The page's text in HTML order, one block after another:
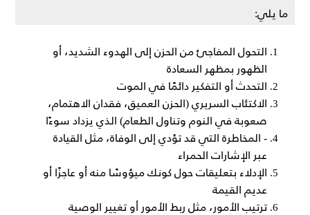
ما يلي:
التحول المفاجئ من الحزن إلى الهدوء الشديد، أو
الظهور بمظهر السعادة
التحدث أو التفكير دائمًا في الموت
الاكتئاب السريري (الحزن العميق، فقدان الاهتمام،
صعوبة في النوم وتناول الطعام) الذي يزداد سوءًا
- المخاطرة التي قد تؤدي إلى الوفاة، مثل القيادة
عبر الإشارات الحمراء
الإدلاء بتعليقات حول كونك ميؤوسًا منه أو عاجزًا أو
عديم القيمة
ترتيب الأمور، مثل ربط الأمور أو تغيير الوصية